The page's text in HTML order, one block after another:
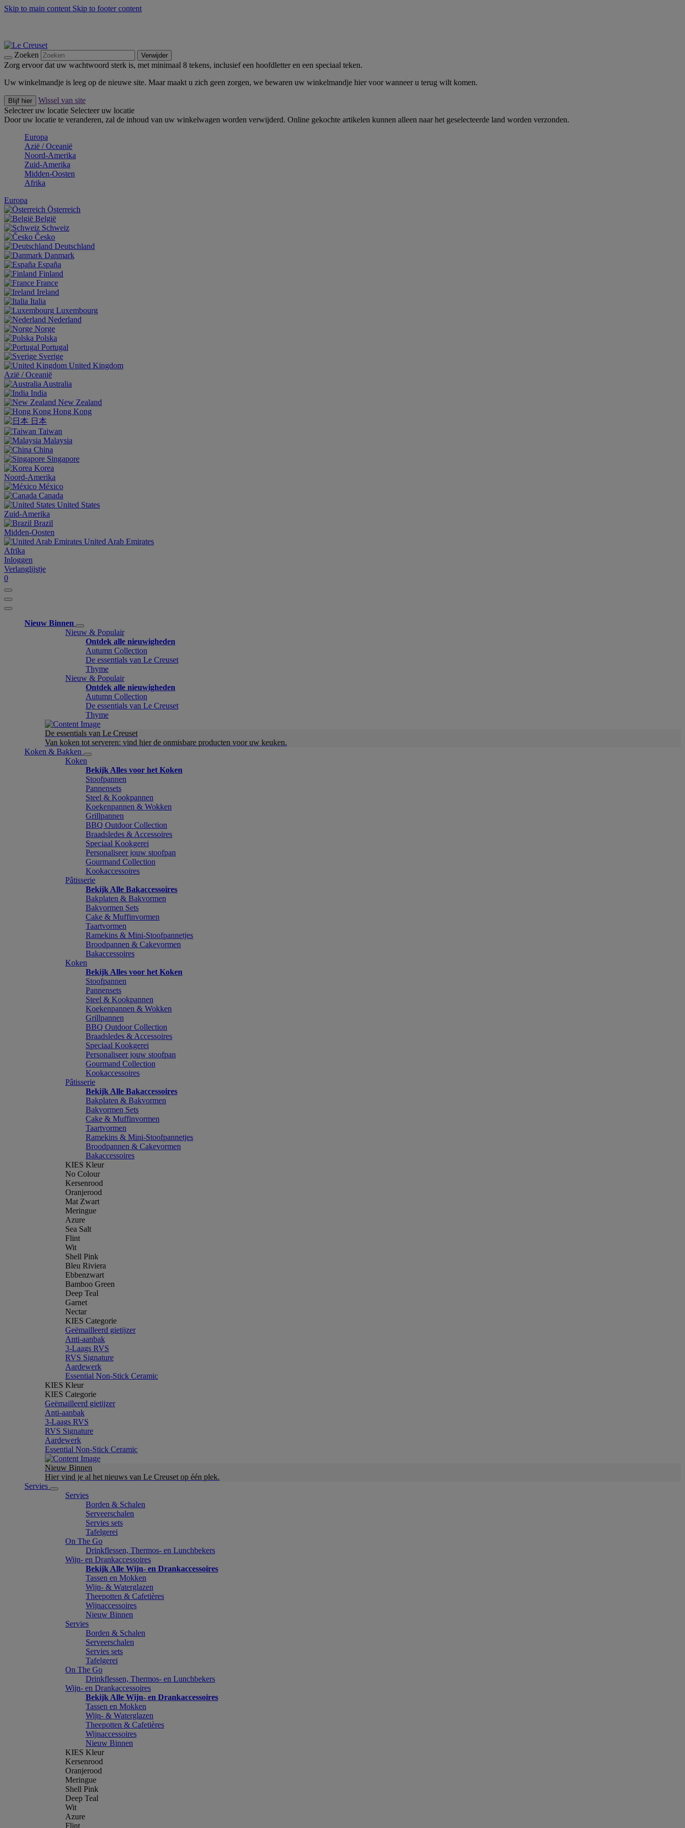
Skip to main content Skip to footer content
Zoeken Verwijder
Zorg ervoor dat uw wachtwoord sterk is, met minimaal 8 tekens, inclusief een hoofdletter en een speciaal teken.
Uw winkelmandje is leeg op de nieuwe site. Maar maakt u zich geen zorgen, we bewaren uw winkelmandje hier voor wanneer u terug wilt komen.
Blijf hier
Wissel van site
Selecteer uw locatie Selecteer uw locatie
Door uw locatie te veranderen, zal de inhoud van uw winkelwagen worden verwijderd. Online gekochte artikelen kunnen alleen naar het geselecteerde land worden verzonden.
Europa
Aziё / Oceaniё
Noord-Amerika
Zuid-Amerika
Midden-Oosten
Afrika
Europa
Österreich
België
Schweiz
Česko
Deutschland
Danmark
España
Finland
France
Ireland
Italia
Luxembourg
Nederland
Norge
Polska
Portugal
Sverige
United Kingdom
Aziё / Oceaniё
Australia
India
New Zealand
Hong Kong
日本
Taiwan
Malaysia
China
Singapore
Korea
Noord-Amerika
México
Canada
United States
Zuid-Amerika
Brazil
Midden-Oosten
United Arab Emirates
Afrika
Inloggen
Verlanglijstje
0
Nieuw Binnen
Nieuw & Populair
Ontdek alle nieuwigheden
Autumn Collection
De essentials van Le Creuset
Thyme
Nieuw & Populair
Ontdek alle nieuwigheden
Autumn Collection
De essentials van Le Creuset
Thyme
De essentials van Le Creuset
Van koken tot serveren: vind hier de onmisbare producten voor uw keuken.
Koken & Bakken
Koken
Bekijk Alles voor het Koken
Stoofpannen
Pannensets
Steel & Kookpannen
Koekenpannen & Wokken
Grillpannen
BBQ Outdoor Collection
Braadsledes & Accessoires
Speciaal Kookgerei
Personaliseer jouw stoofpan
Gourmand Collection
Kookaccessoires
Pâtisserie
Bekijk Alle Bakaccessoires
Bakplaten & Bakvormen
Bakvormen Sets
Cake & Muffinvormen
Taartvormen
Ramekins & Mini-Stoofpannetjes
Broodpannen & Cakevormen
Bakaccessoires
Koken
Bekijk Alles voor het Koken
Stoofpannen
Pannensets
Steel & Kookpannen
Koekenpannen & Wokken
Grillpannen
BBQ Outdoor Collection
Braadsledes & Accessoires
Speciaal Kookgerei
Personaliseer jouw stoofpan
Gourmand Collection
Kookaccessoires
Pâtisserie
Bekijk Alle Bakaccessoires
Bakplaten & Bakvormen
Bakvormen Sets
Cake & Muffinvormen
Taartvormen
Ramekins & Mini-Stoofpannetjes
Broodpannen & Cakevormen
Bakaccessoires
KIES Kleur
No Colour
Kersenrood
Oranjerood
Mat Zwart
Meringue
Azure
Sea Salt
Flint
Wit
Shell Pink
Bleu Riviera
Ebbenzwart
Bamboo Green
Deep Teal
Garnet
Nectar
KIES Categorie
Geëmailleerd gietijzer
Anti-aanbak
3-Laags RVS
RVS Signature
Aardewerk
Essential Non-Stick Ceramic
KIES Kleur
KIES Categorie
Geëmailleerd gietijzer
Anti-aanbak
3-Laags RVS
RVS Signature
Aardewerk
Essential Non-Stick Ceramic
Nieuw Binnen
Hier vind je al het nieuws van Le Creuset op één plek.
Servies
Servies
Borden & Schalen
Serveerschalen
Servies sets
Tafelgerei
On The Go
Drinkflessen, Thermos- en Lunchbekers
Wijn- en Drankaccessoires
Bekijk Alle Wijn- en Drankaccessoires
Tassen en Mokken
Wijn- & Waterglazen
Theepotten & Cafetières
Wijnaccessoires
Nieuw Binnen
Servies
Borden & Schalen
Serveerschalen
Servies sets
Tafelgerei
On The Go
Drinkflessen, Thermos- en Lunchbekers
Wijn- en Drankaccessoires
Bekijk Alle Wijn- en Drankaccessoires
Tassen en Mokken
Wijn- & Waterglazen
Theepotten & Cafetières
Wijnaccessoires
Nieuw Binnen
KIES Kleur
Kersenrood
Oranjerood
Meringue
Shell Pink
Deep Teal
Wit
Azure
Flint